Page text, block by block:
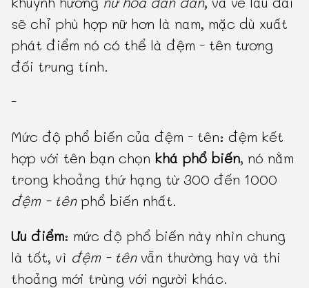
sẽ chỉ phù hợp nữ hơn là nam, mặc dù xuất
phát điểm nó có thể là đệm - tên tương
đối trung tính.
-
Mức độ phổ biến của đệm - tên: đệm kết
hợp với tên bạn chọn khá phổ biến, nó nằm
trong khoảng thứ hạng từ 300 đến 1000
đệm - tênphổ biến nhất.
Ưu điểm: mức độ phổ biến này nhìn chung
là tốt, vì đệm - tênvẫn thường hay và thi
thoảng mới trùng với người khác.